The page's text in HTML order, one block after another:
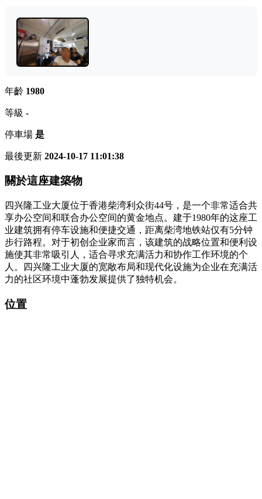
年齡 1980
等級 -
停車場 是
最後更新 2024-10-17 11:01:38
關於這座建築物
四兴隆工业大厦位于香港柴湾利众街44号，是一个非常适合共
享办公空间和联合办公空间的黄金地点。建于1980年的这座工
业建筑拥有停车设施和便捷交通，距离柴湾地铁站仅有5分钟
步行路程。对于初创企业家而言，该建筑的战略位置和便利设
施使其非常吸引人，适合寻求充满活力和协作工作环境的个
人。四兴隆工业大厦的宽敞布局和现代化设施为企业在充满活
力的社区环境中蓬勃发展提供了独特机会。
位置